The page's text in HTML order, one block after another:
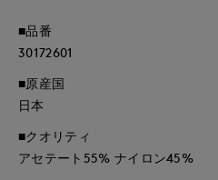
■品番
30172601
■原産国
日本
■クオリティ
アセテート55% ナイロン45%